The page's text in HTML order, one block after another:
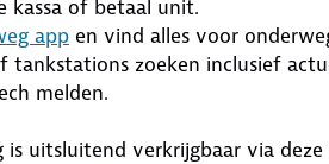
kassa of betaal unit.
app en vind alles voor
tankstations zoeken inclusief
melden.
is uitsluitend verkrijgbaar via